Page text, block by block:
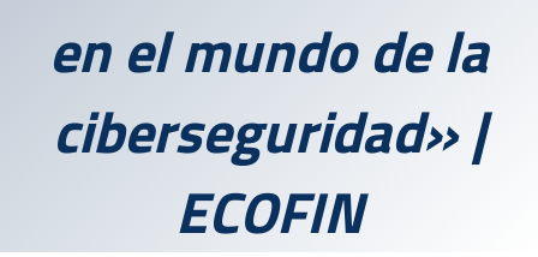
en el mundo de la
ciberseguridad» |
ECOFIN